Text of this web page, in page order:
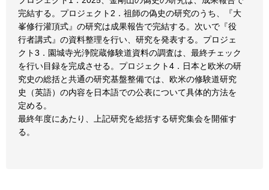
完結する。プロジェクト2．祖師の偽史の研究のうち、『大
峯修行灌頂式』の研究は成果報告で完結する。次いで『役
行者講式』の資料整理を行い、研究を発表する。プロジェ
クト3．園城寺光浄院蔵修験道資料の調査は、最終チェック
を行い目録を完成させる。プロジェクト4．日本と欧米の研
究史の総括と共通の研究基盤整備では、欧米の修験道研究
史（英語）の内容を日本語での公表について具体的方法を
定める。
最終年度にあたり、上記研究を総括する研究集会を開催す
る。